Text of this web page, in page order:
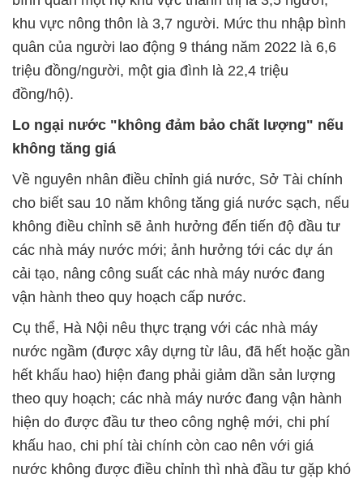
khu vực nông thôn là 3,7 người. Mức thu nhập bình
quân của người lao động 9 tháng năm 2022 là 6,6
triệu đồng/người, một gia đình là 22,4 triệu
đồng/hộ).
Lo ngại nước "không đảm bảo chất lượng" nếu
không tăng giá
Về nguyên nhân điều chỉnh giá nước, Sở Tài chính
cho biết sau 10 năm không tăng giá nước sạch, nếu
không điều chỉnh sẽ ảnh hưởng đến tiến độ đầu tư
các nhà máy nước mới; ảnh hưởng tới các dự án
cải tạo, nâng công suất các nhà máy nước đang
vận hành theo quy hoạch cấp nước.
Cụ thể, Hà Nội nêu thực trạng với các nhà máy
nước ngầm (được xây dựng từ lâu, đã hết hoặc gần
hết khấu hao) hiện đang phải giảm dần sản lượng
theo quy hoạch; các nhà máy nước đang vận hành
hiện do được đầu tư theo công nghệ mới, chi phí
khấu hao, chi phí tài chính còn cao nên với giá
nước không được điều chỉnh thì nhà đầu tư gặp khó